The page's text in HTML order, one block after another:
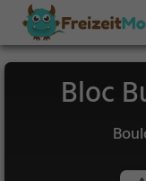
Bloc